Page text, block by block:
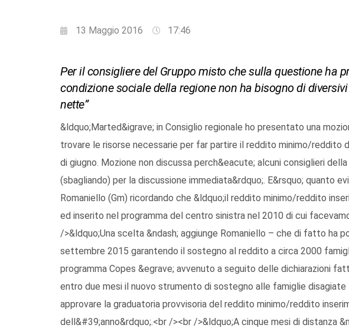
13 Maggio 2016 17:46
Per il consigliere del Gruppo misto che sulla questione ha
condizione sociale della regione non ha bisogno di
nette”
&ldquo;Marted&igrave; in Consiglio regionale ho presentato una
trovare le risorse necessarie per far partire il reddito minimo/reddito
di giugno. Mozione non discussa perch&eacute; alcuni consiglieri
(sbagliando) per la discussione immediata&rdquo;. E&rsquo; quanto
Romaniello (Gm) ricordando che &ldquo;il reddito minimo/reddito
ed inserito nel programma del centro sinistra nel 2010 di cui
/>&ldquo;Una scelta &ndash; aggiunge Romaniello – che di fatto ha
settembre 2015 garantendo il sostegno al reddito a circa 2000
programma Copes &egrave; avvenuto a seguito delle dichiarazioni
entro due mesi il nuovo strumento di sostegno alle famiglie
approvare la graduatoria provvisoria del reddito minimo/reddito
dell&#39;anno&rdquo;.<br /><br />&ldquo;A cinque mesi di distanza